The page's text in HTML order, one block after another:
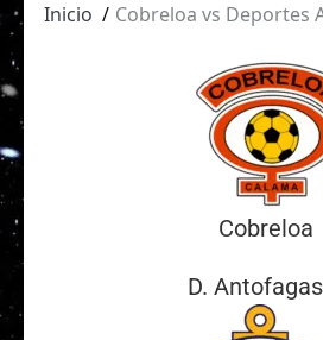
Inicio Cobreloa vs Deportes
Cobreloa
D.